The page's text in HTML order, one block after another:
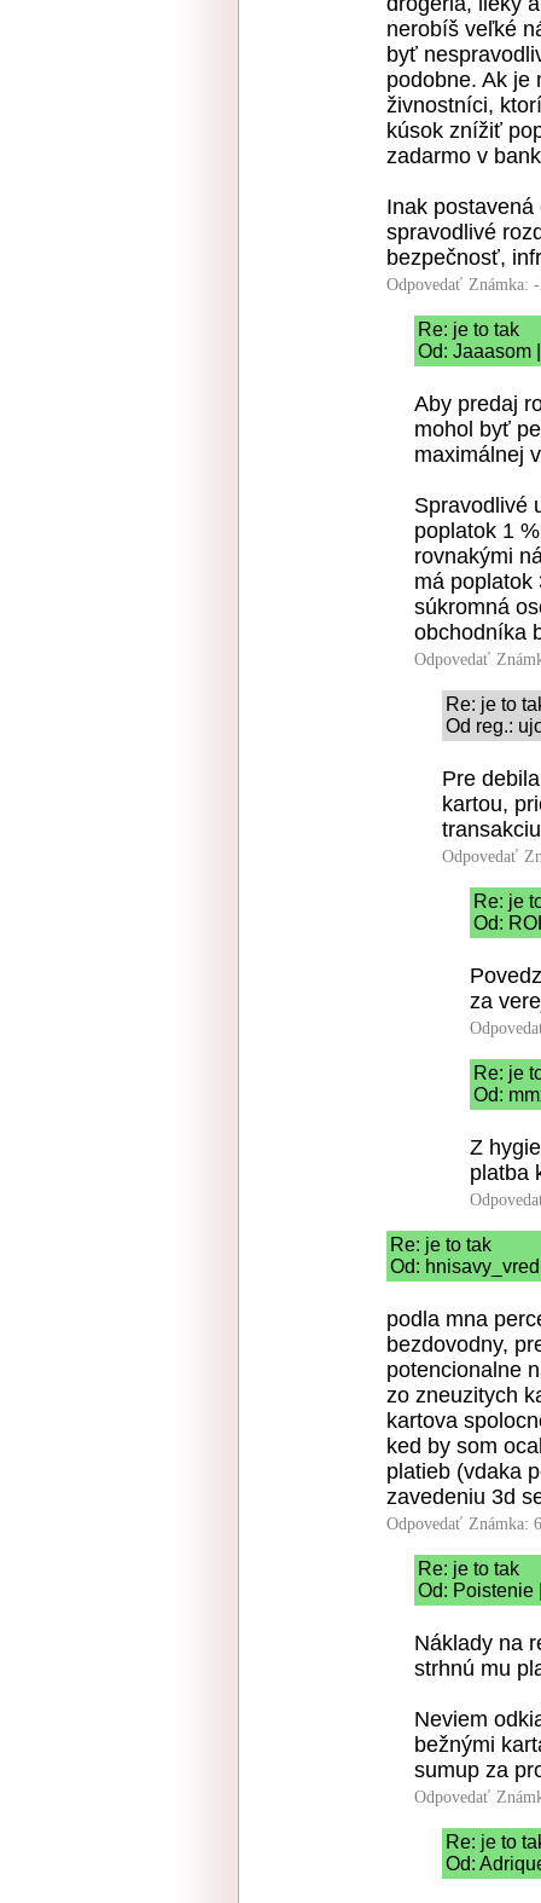
nerobíš veľké
byť
podobne. Ak je
živnostníci,
kúsok znížiť
zadarmo v
Inak
spravodlivé
bezpečnosť,
Odpovedať Známka:
Re: je to tak
Od: Jaaasom
Aby predaj
mohol byť
maximálnej
Spravodlivé
poplatok 1
rovnakými
má poplatok
súkromná
obchodníka
Odpovedať
Re: je to
Od reg.:
Pre
kartou,
Odpovedať
Re: je
Od:
za
Re: je
Od:
Z
platba
Re: je to tak
Od:
podla mna
bezdovodny,
potencionalne
zo zneuzitych
kartova
ked by som
platieb (vdaka
zavedeniu 3d
Odpovedať Známka:
Re: je to tak
Od: Poistenie
Náklady na
strhnú mu
Neviem
bežnými
sumup za
Odpovedať
Re: je to
Od: